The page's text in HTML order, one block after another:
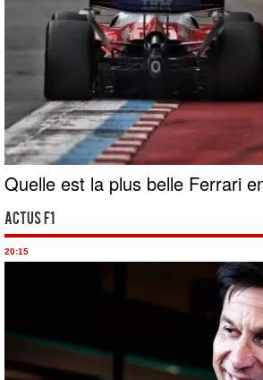
Quelle est la plus belle Ferrari
Actus F1
20:15